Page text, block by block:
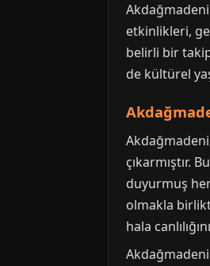
etkinlikleri,
belirli bir
de kültürel
çıkarmıştır.
duyurmuş
olmakla
hala